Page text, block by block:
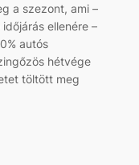
a szezont, ami –
ellenére –
autós
hétvége
töltött meg